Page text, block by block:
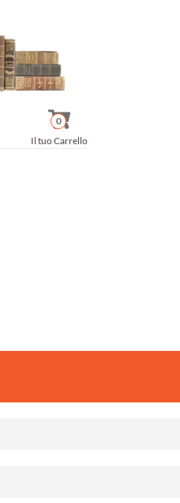
Il tuo Carrello
0